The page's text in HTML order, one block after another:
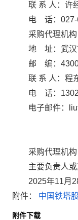
联 系 人：许
电
话：
采购代理机构
地
址： 武
邮
编：
联 系 人：程
电
话：
电子邮件：
采购代理机构
主要负责人
2025年11月
附件： 中国铁塔
附件下载